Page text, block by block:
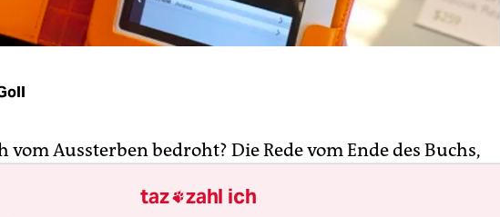
vom Aussterben bedroht? Die Rede vom Ende des Buchs,
von Amazon oder Apples iPad geben dieser
taz zahl ich